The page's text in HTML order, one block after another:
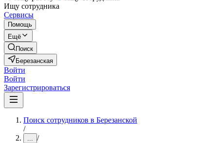
Ищу сотрудника
Сервисы
Помощь
Ещё
Поиск
Березанская
Войти
Войти
Зарегистрироваться
Поиск сотрудников в Березанской
/
... /